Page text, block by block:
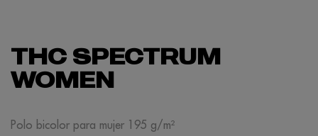
THC SPECTRUM
WOMEN
Polo bicolor para mujer 195 g/m²